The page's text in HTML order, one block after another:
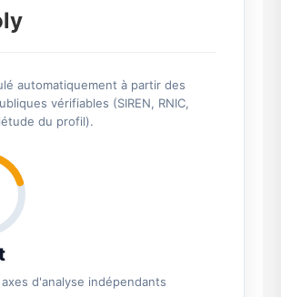
automatiquement à partir des
vérifiables (SIREN, RNIC,
du profil).
d'analyse indépendants